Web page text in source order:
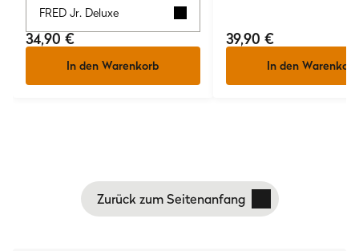
FRED Jr. Deluxe
34,90 €
In den Warenkorb
39,90 €
In den Warenkorb
Zurück zum Seitenanfang